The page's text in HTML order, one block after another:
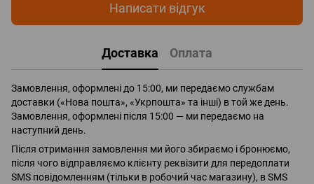
Написати відгук
Доставка Оплата
Замовлення, оформлені до 15:00, ми передаємо службам
доставки («Нова пошта», «Укрпошта» та інші) в той же день.
Замовлення, оформлені після 15:00 — ми передаємо на
наступний день.
Після отримання замовлення ми його збираємо і бронюємо,
після чого відправляємо клієнту реквізити для передоплати
SMS повідомленням (тільки в робочий час магазину), в SMS